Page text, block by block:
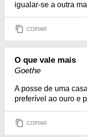
igualar-se a outra
COPIAR
O que vale mais
Goethe
A posse de uma
preferível ao ouro e
COPIAR